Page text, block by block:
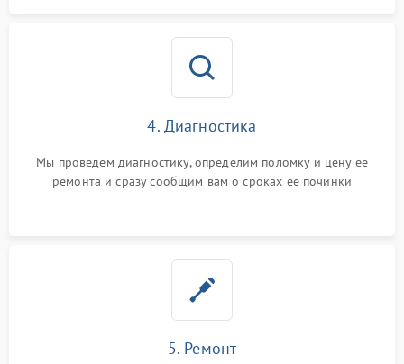
4. Диагностика
Мы проведем диагностику, определим поломку и цену ее
ремонта и сразу сообщим вам о сроках ее починки
5. Ремонт